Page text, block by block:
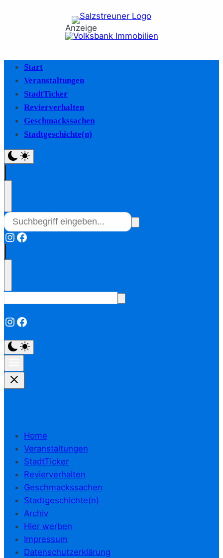
Anzeige
Start
Veranstaltungen
StadtTicker
Revierverhalten
Geschmackssachen
Stadtgeschichte(n)
Instagram
Facebook
Instagram
Facebook
Home
Veranstaltungen
StadtTicker
Revierverhalten
Geschmackssachen
Stadtgeschichte(n)
Archiv
Hier werben
Impressum
Datenschutzerklärung